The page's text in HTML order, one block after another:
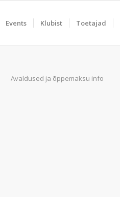
Events Klubist Toetajad
Avaldused ja õppemaksu info